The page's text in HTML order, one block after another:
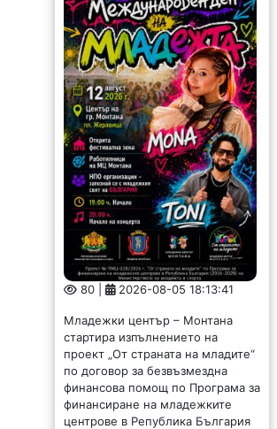
80 | 2026-08-05 18:13:41
Младежки център – Монтана
стартира изпълнението на
проект „От страната на младите“
по договор за безвъзмездна
финансова помощ по Програма за
финансиране на младежките
центрове в Република България